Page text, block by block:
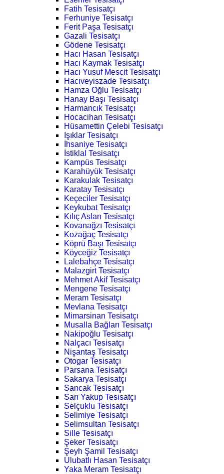
Fatih Tesisatçı
Ferhuniye Tesisatçı
Ferit Paşa Tesisatçı
Gazali Tesisatçı
Gödene Tesisatçı
Hacı Hasan Tesisatçı
Hacı Kaymak Tesisatçı
Hacı Yusuf Mescit Tesisatçı
Hacıveyiszade Tesisatçı
Hamza Oğlu Tesisatçı
Hanay Başı Tesisatçı
Harmancık Tesisatçı
Hocacihan Tesisatçı
Hüsamettin Çelebi Tesisatçı
Işıklar Tesisatçı
İhsaniye Tesisatçı
İstiklal Tesisatçı
Kampüs Tesisatçı
Karahüyük Tesisatçı
Karakulak Tesisatçı
Karatay Tesisatçı
Keçeciler Tesisatçı
Keykubat Tesisatçı
Kılıç Aslan Tesisatçı
Kovanağzı Tesisatçı
Kozağaç Tesisatçı
Köprü Başı Tesisatçı
Köyceğiz Tesisatçı
Lalebahçe Tesisatçı
Malazgirt Tesisatçı
Mehmet Akif Tesisatçı
Mengene Tesisatçı
Meram Tesisatçı
Mevlana Tesisatçı
Mimarsinan Tesisatçı
Musalla Bağları Tesisatçı
Nakipoğlu Tesisatçı
Nalçacı Tesisatçı
Nişantaş Tesisatçı
Otogar Tesisatçı
Parsana Tesisatçı
Sakarya Tesisatçı
Sancak Tesisatçı
Sarı Yakup Tesisatçı
Selçuklu Tesisatçı
Selimiye Tesisatçı
Selimsultan Tesisatçı
Sille Tesisatçı
Şeker Tesisatçı
Şeyh Şamil Tesisatçı
Ulubatlı Hasan Tesisatçı
Yaka Meram Tesisatçı